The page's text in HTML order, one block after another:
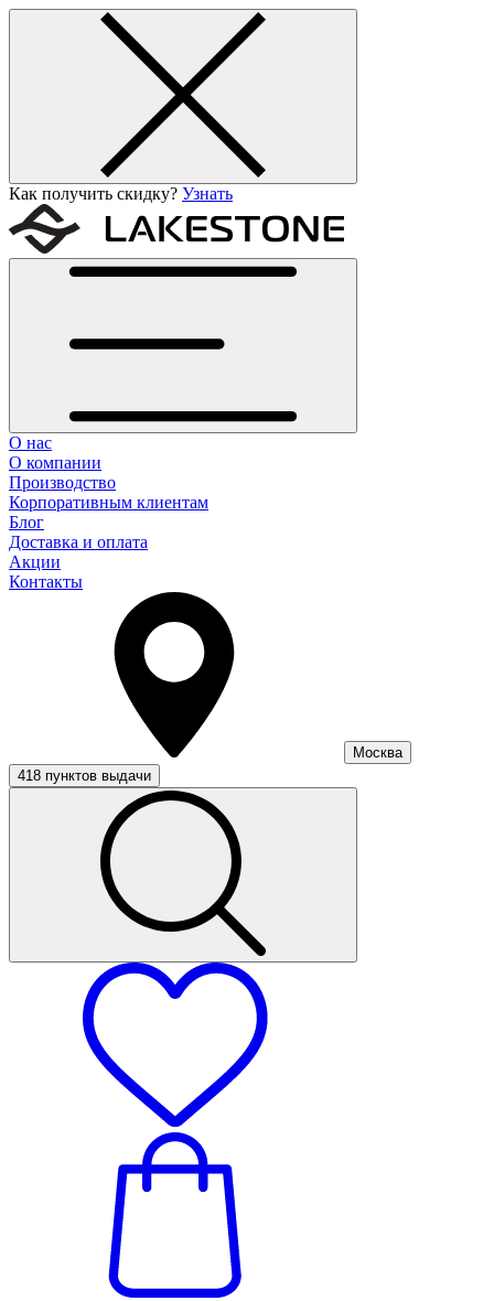
Как получить скидку? Узнать
О нас
О компании
Производство
Корпоративным клиентам
Блог
Доставка и оплата
Акции
Контакты
Москва
418 пунктов выдачи